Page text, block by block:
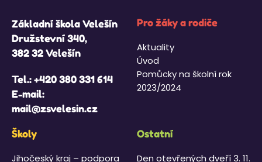
Základní škola Velešín
Družstevní 340,
382 32 Velešín
Tel.:+420 380 331 614
E-mail:
mail@zsvelesin.cz
Pro žáky a rodiče
Aktuality
Úvod
Pomůcky na školní rok
2023/2024
Školy
Jihočeský kraj – podpora
Ostatní
Den otevřených dveří 3. 11.